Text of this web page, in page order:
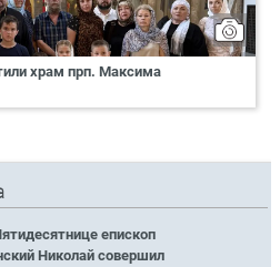
храм прп. Максима
епископ
Николай совершил